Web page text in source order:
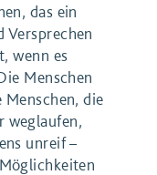
das ein
Versprechen
wenn es
Menschen
Menschen, die
weglaufen,
unreif –